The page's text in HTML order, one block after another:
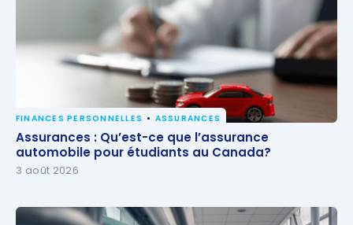
Assurances : Qu’est-ce que l’assurance automobile
pour étudiants au Canada?
FINANCES PERSONNELLES ASSURANCES
Assurances : Qu’est-ce que l’assurance
automobile pour étudiants au Canada?
3 août 2026